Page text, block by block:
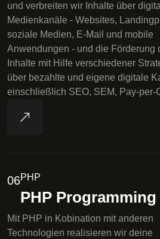
und verbreiten wir Inhalte über
Medienkanäle - Websites,
soziale Medien, E-Mail und mobile
Anwendungen - und die Förderung
Inhalte mit Hilfe verschiedener
über bezahlte und eigene digitale
einschließlich SEO, SEM, Pay-per-
06PHP
PHP Programming
Mit PHP in Kobination mit anderen
Technologien realisieren wir deine